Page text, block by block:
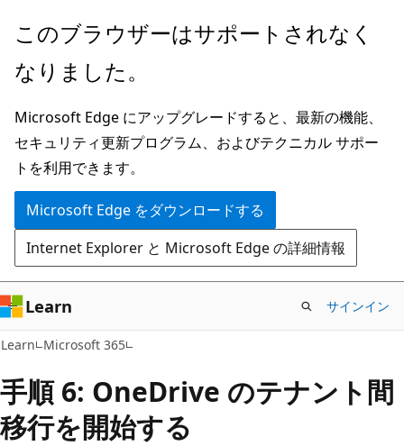
メ
ン
ン
テ
ン
ツ
に
ス
キ
ッ
プ
このブラウザーはサポートされなく
なりました。
Microsoft Edge にアップグレードすると、最新の機能、
セキュリティ更新プログラム、およびテクニカル サポー
トを利用できます。
Microsoft Edge をダウンロードする
Internet Explorer と Microsoft Edge の詳細情報
Learn サインイン
Learn Microsoft 365
手順 6: OneDrive のテナント間
移行を開始する